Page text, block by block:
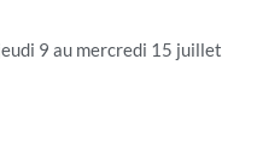
9 au mercredi 15 juillet